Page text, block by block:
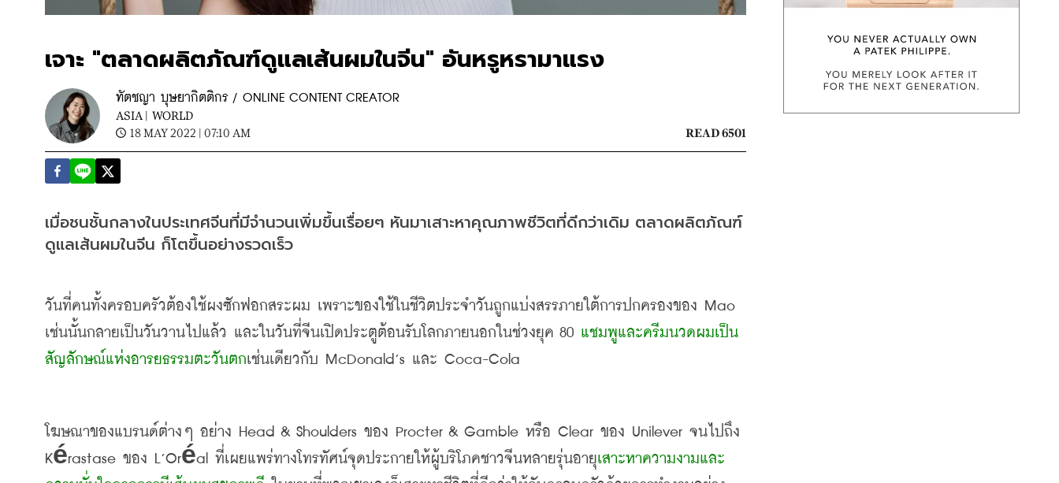
เจาะ "ตลาดผลิตภัณฑ์ดูแลเส้นผมในจีน" อันหรูหรามาแรง
ทัตชญา บุษยากิตติกร / ONLINE CONTENT CREATOR
ASIA | WORLD
18 MAY 2022 | 07:10 AM
READ 6501
เมื่อชนชั้นกลางในประเทศจีนที่มีจำนวนเพิ่มขึ้นเรื่อยๆ หันมาเสาะหาคุณภาพชีวิตที่ดีกว่าเดิม ตลาดผลิตภัณฑ์
ดูแลเส้นผมในจีน ก็โตขึ้นอย่างรวดเร็ว
วันที่คนทั้งครอบครัวต้องใช้ผงซักฟอกสระผม เพราะของใช้ในชีวิตประจำวันถูกแบ่งสรรภายใต้การปกครองของ
เช่นนั้นกลายเป็นวันวานไปแล้ว และในวันที่จีนเปิดประตูต้อนรับโลกภายนอกในช่วงยุค 80 แชมพูและครีมนวดผมเป็น
สัญลักษณ์แห่งอารยธรรมตะวันตกเช่นเดียวกับ McDonald’s และ Coca-Cola
โฆษณาของแบรนด์ต่างๆ อย่าง Head & Shoulders ของ Procter & Gamble หรือ Clear ของ Unilever จนไปถึง
Kérastase ของ L’Oréal ที่เผยแพร่ทางโทรทัศน์จุดประกายให้ผู้บริโภคชาวจีนหลายรุ่นอายุเสาะหาความงามและ